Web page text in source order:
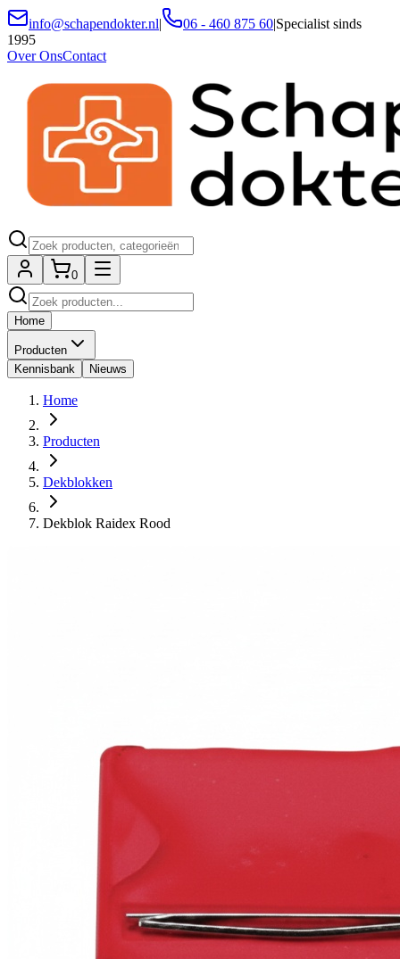
info@schapendokter.nl| 06 - 460 875 60|Specialist sinds
1995
Over OnsContact
0
Home
Producten
Kennisbank
Nieuws
Home
Producten
Dekblokken
Dekblok Raidex Rood